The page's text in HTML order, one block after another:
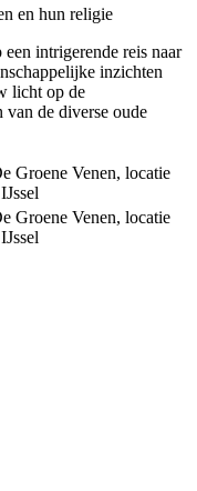
en hun religie
intrigerende reis naar
inzichten
licht op de
van de diverse oude
Groene Venen, locatie
Groene Venen, locatie